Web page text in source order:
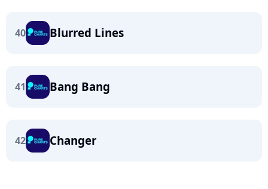
40 Blurred Lines
41 Bang Bang
42 Changer